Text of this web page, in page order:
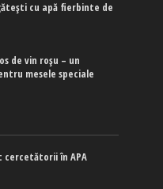
cu apă fierbinte de
de vin roșu – un
mesele speciale
cercetătorii în APA